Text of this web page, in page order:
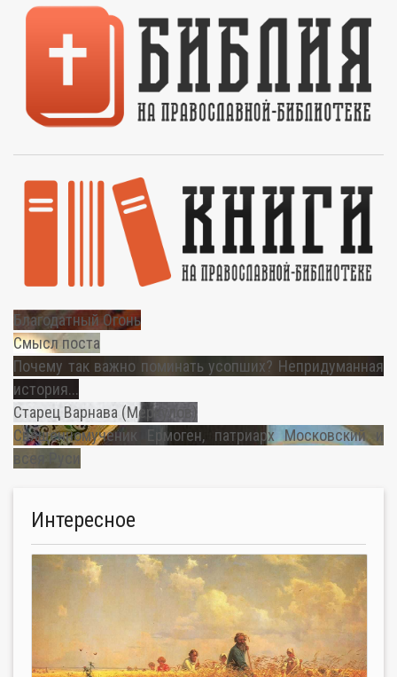
Благодатный Огонь
Смысл поста
Почему так важно поминать усопших? Непридуманная
история...
Старец Варнава (Меркулов)
Священномученик Ермоген, патриарх Московский и
всея Руси
Интересное